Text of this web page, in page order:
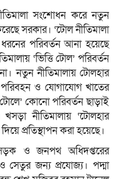
সংশোধন করে নতুন
সরকার। ‘‌টোল নীতিমালা
পরিবর্তন আনা হয়েছে
‘‌ভিত্তি টোল’ পরিবর্তন
নতুন নীতিমালায় টোলহার
পরিবহন ও যোগাযোগ খাতের
কোনো পরিবর্তন ছাড়াই
নীতিমালায় ‘‌টোলহার
প্রতিস্থাপন করা হয়েছে।
ও জনপথ অধিদপ্তরের
সেতুর জন্য প্রযোজ্য। পদ্মা